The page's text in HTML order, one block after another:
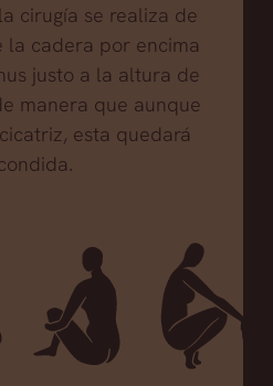
cirugía se realiza de
la cadera por encima
justo a la altura de
manera que aunque
esta quedará